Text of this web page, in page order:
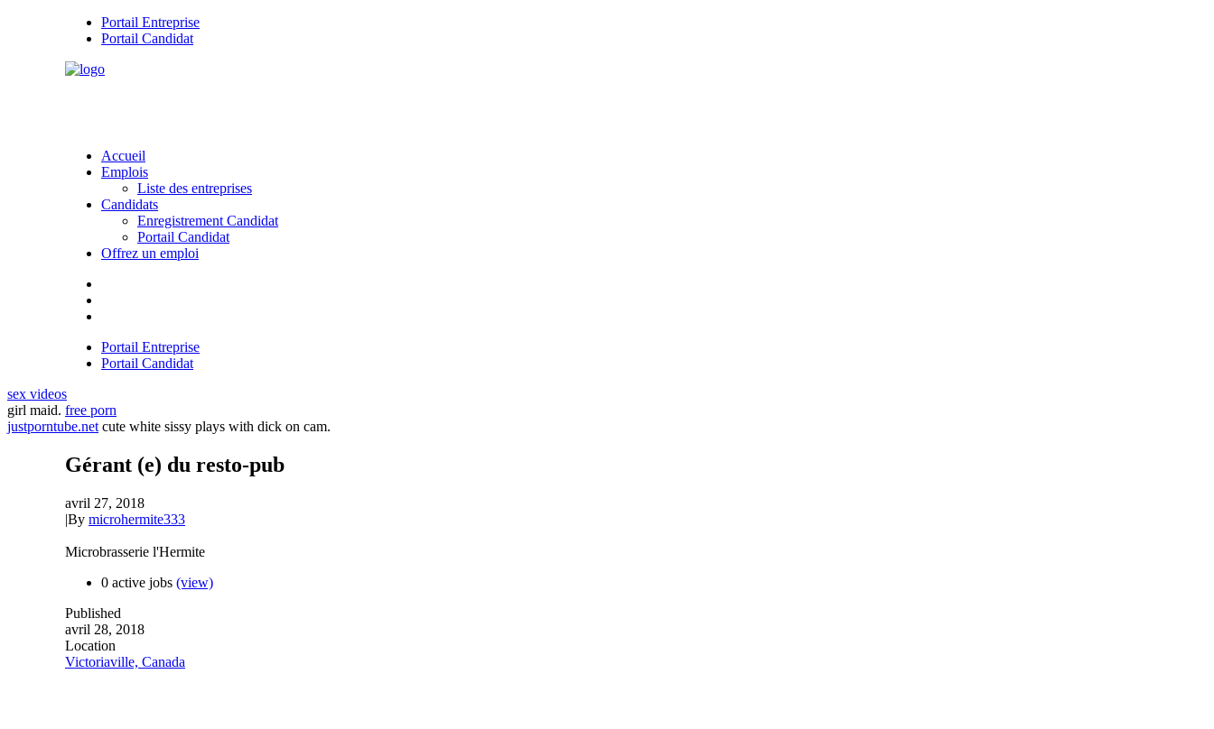
Portail Entreprise
Portail Candidat
Accueil
Emplois
Liste des entreprises
Candidats
Enregistrement Candidat
Portail Candidat
Offrez un emploi
Portail Entreprise
Portail Candidat
sex videos
girl maid. free porn
justporntube.net cute white sissy plays with dick on cam.
Gérant (e) du resto-pub
avril 27, 2018
|By microhermite333
Microbrasserie l'Hermite
0 active jobs (view)
Published
avril 28, 2018
Location
Victoriaville, Canada